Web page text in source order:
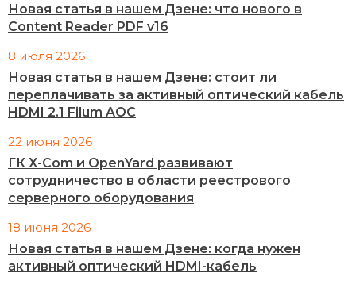
Новая статья в нашем Дзене: что нового в
Content Reader PDF v16
8 июля 2026
Новая статья в нашем Дзене: стоит ли
переплачивать за активный оптический кабель
HDMI 2.1 Filum AOC
22 июня 2026
ГК X-Com и OpenYard развивают
сотрудничество в области реестрового
серверного оборудования
18 июня 2026
Новая статья в нашем Дзене: когда нужен
активный оптический HDMI-кабель